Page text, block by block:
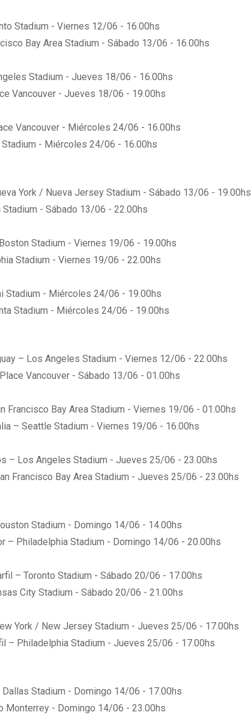
Stadium - Viernes 12/06 - 16.00hs
Bay Area Stadium - Sábado 13/06 - 16.00hs
Stadium - Jueves 18/06 - 16.00hs
Vancouver - Jueves 18/06 - 19.00hs
Vancouver - Miércoles 24/06 - 16.00hs
- Miércoles 24/06 - 16.00hs
York / Nueva Jersey Stadium - Sábado 13/06 - 19.00hs
- Sábado 13/06 - 22.00hs
Stadium - Viernes 19/06 - 19.00hs
Stadium - Viernes 19/06 - 22.00hs
Stadium - Miércoles 24/06 - 19.00hs
Stadium - Miércoles 24/06 - 19.00hs
– Los Angeles Stadium - Viernes 12/06 - 22.00hs
Vancouver - Sábado 13/06 - 01.00hs
Francisco Bay Area Stadium - Viernes 19/06 - 01.00hs
– Seattle Stadium - Viernes 19/06 - 16.00hs
– Los Angeles Stadium - Jueves 25/06 - 23.00hs
Francisco Bay Area Stadium - Jueves 25/06 - 23.00hs
Stadium - Domingo 14/06 - 14.00hs
– Philadelphia Stadium - Domingo 14/06 - 20.00hs
– Toronto Stadium - Sábado 20/06 - 17.00hs
City Stadium - Sábado 20/06 - 21.00hs
York / New Jersey Stadium - Jueves 25/06 - 17.00hs
– Philadelphia Stadium - Jueves 25/06 - 17.00hs
Stadium - Domingo 14/06 - 17.00hs
Monterrey - Domingo 14/06 - 23.00hs